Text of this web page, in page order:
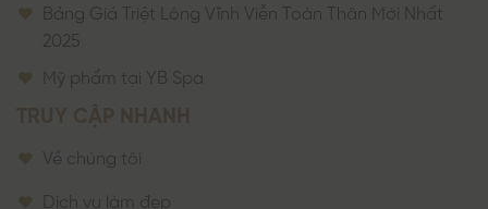
Bảng Giá Triệt Lông Vĩnh Viễn Toàn Thân Mới Nhất
2025
Mỹ phẩm tại YB Spa
Về chúng tôi
Dịch vụ làm đẹp